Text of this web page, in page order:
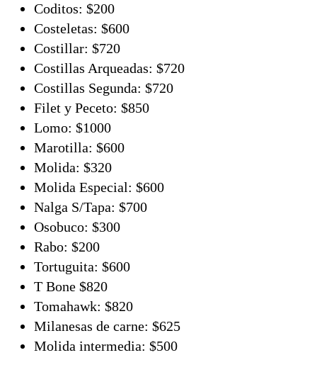
Coditos: $200
Costeletas: $600
Costillar: $720
Costillas Arqueadas: $720
Costillas Segunda: $720
Filet y Peceto: $850
Lomo: $1000
Marotilla: $600
Molida: $320
Molida Especial: $600
Nalga S/Tapa: $700
Osobuco: $300
Rabo: $200
Tortuguita: $600
T Bone $820
Tomahawk: $820
Milanesas de carne: $625
Molida intermedia: $500